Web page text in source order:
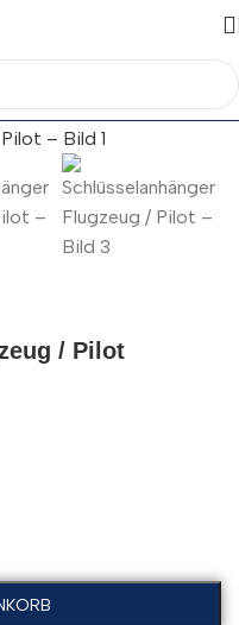
/ Pilot